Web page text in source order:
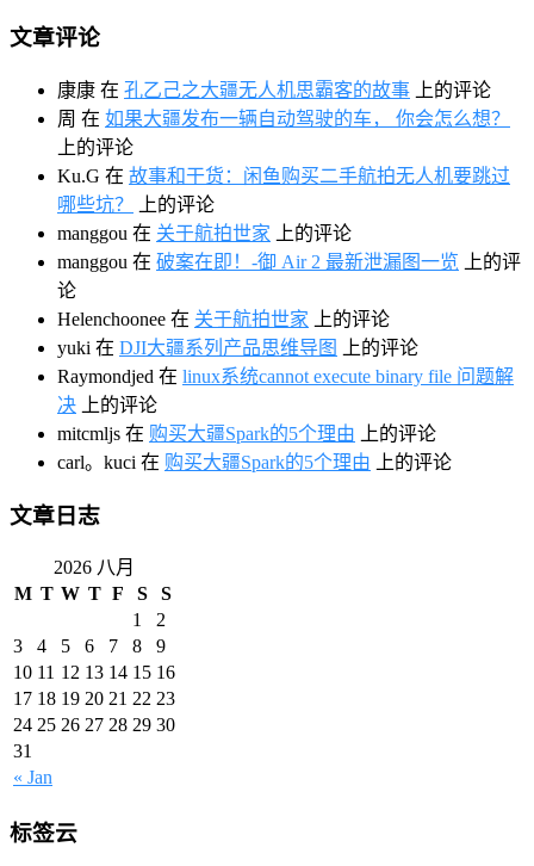
文章评论
康康 在 孔乙己之大疆无人机思霸客的故事 上的评论
周 在 如果大疆发布一辆自动驾驶的车， 你会怎么想？
上的评论
Ku.G 在 故事和干货：闲鱼购买二手航拍无人机要跳过
哪些坑？
上的评论
manggou 在 关于航拍世家 上的评论
manggou 在 破案在即！-御 Air 2 最新泄漏图一览 上的评
论
Helenchoonee 在 关于航拍世家 上的评论
yuki 在 DJI大疆系列产品思维导图
上的评论
Raymondjed 在 linux系统cannot execute binary file 问题解
决 上的评论
mitcmljs 在 购买大疆Spark的5个理由 上的评论
carl。kuci 在 购买大疆Spark的5个理由 上的评论
文章日志
2026 八月
M T W T F S S
« Jan
1
2
3
4 5 6 7 8
9
10 11 12 13 14 15 16
17 18 19 20 21 22 23
24 25 26 27 28 29 30
31
标签云